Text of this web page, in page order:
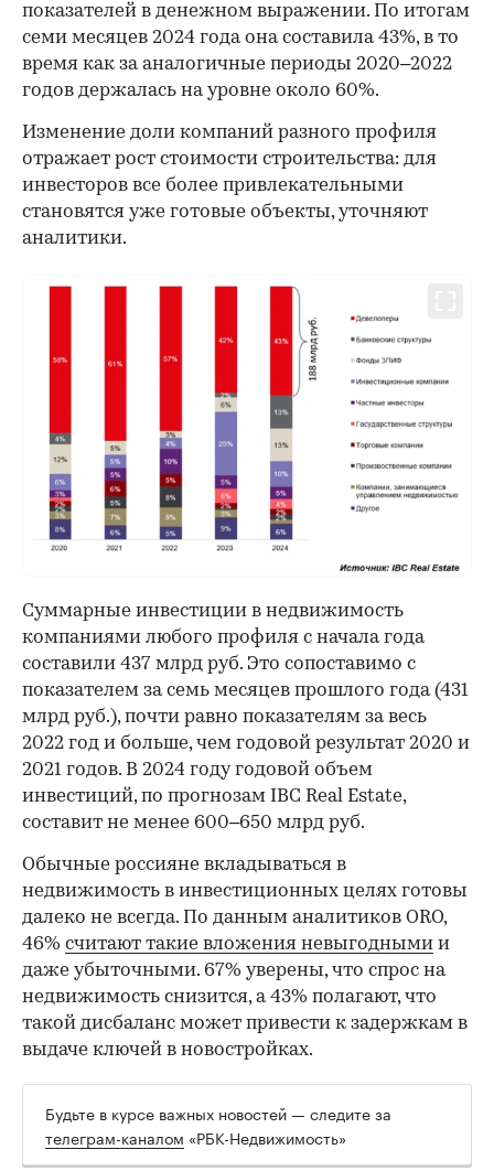
показателей в денежном выражении. По итогам
семи месяцев 2024 года она составила 43%, в то
время как за аналогичные периоды 2020–2022
годов держалась на уровне около 60%.
Изменение доли компаний разного профиля
отражает рост стоимости строительства: для
инвесторов все более привлекательными
становятся уже готовые объекты, уточняют
аналитики.
Суммарные инвестиции в недвижимость
компаниями любого профиля с начала года
составили 437 млрд руб. Это сопоставимо с
показателем за семь месяцев прошлого года (431
млрд руб.), почти равно показателям за весь
2022 год и больше, чем годовой результат 2020 и
2021 годов. В 2024 году годовой объем
инвестиций, по прогнозам IBC Real Estate,
составит не менее 600–650 млрд руб.
Обычные россияне вкладываться в
недвижимость в инвестиционных целях готовы
далеко не всегда. По данным аналитиков ORO,
46% считают такие вложения невыгодными и
даже убыточными. 67% уверены, что спрос на
недвижимость снизится, а 43% полагают, что
такой дисбаланс может привести к задержкам в
выдаче ключей в новостройках.
Будьте в курсе важных новостей — следите за
телеграм-каналом «РБК-Недвижимость»